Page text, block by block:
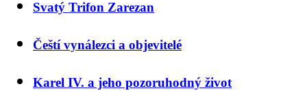
Svatý Trifon Zarezan
Čeští vynálezci a objevitelé
Karel IV. a jeho pozoruhodný život